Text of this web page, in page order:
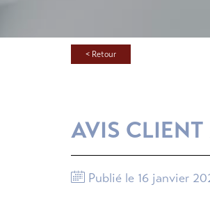
< Retour
AVIS
Publié le 16 janvier